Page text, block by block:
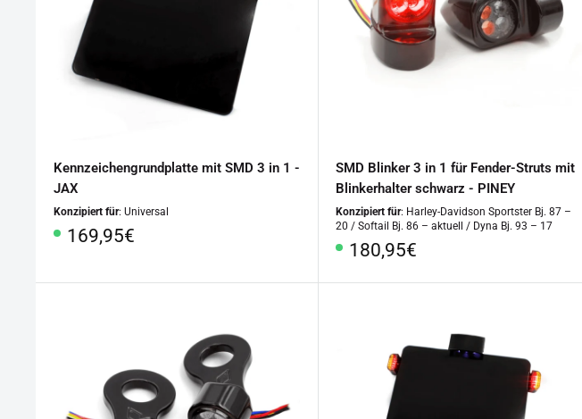
Kennzeichengrundplatte mit SMD 3 in 1 -
JAX
Konzipiert für: Universal
Sonderpreis
169,95€
SMD Blinker 3 in 1 für Fender-Struts mit
Blinkerhalter schwarz - PINEY
Konzipiert für: Harley-Davidson Sportster Bj. 87 –
20 / Softail Bj. 86 – aktuell / Dyna Bj. 93 – 17
Sonderpreis
180,95€